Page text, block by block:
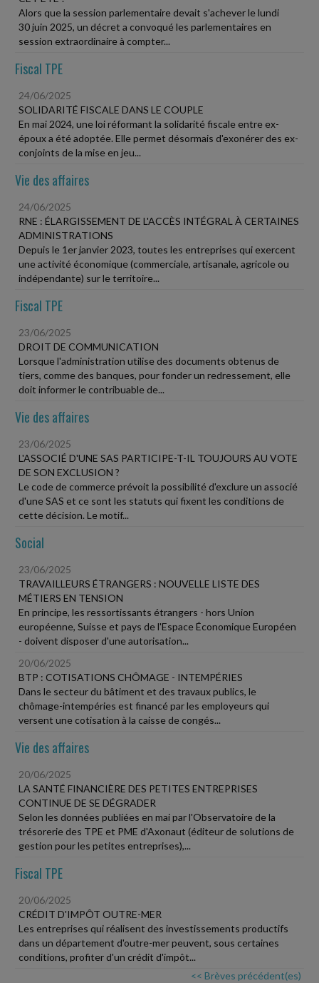
Alors que la session parlementaire devait s'achever le lundi
30 juin 2025, un décret a convoqué les parlementaires en
session extraordinaire à compter...
Fiscal TPE
24/06/2025
SOLIDARITÉ FISCALE DANS LE COUPLE
En mai 2024, une loi réformant la solidarité fiscale entre ex-
époux a été adoptée. Elle permet désormais d'exonérer des ex-
conjoints de la mise en jeu...
Vie des affaires
24/06/2025
RNE : ÉLARGISSEMENT DE L'ACCÈS INTÉGRAL À CERTAINES
ADMINISTRATIONS
Depuis le 1er janvier 2023, toutes les entreprises qui exercent
une activité économique (commerciale, artisanale, agricole ou
indépendante) sur le territoire...
Fiscal TPE
23/06/2025
DROIT DE COMMUNICATION
Lorsque l'administration utilise des documents obtenus de
tiers, comme des banques, pour fonder un redressement, elle
doit informer le contribuable de...
Vie des affaires
23/06/2025
L'ASSOCIÉ D'UNE SAS PARTICIPE-T-IL TOUJOURS AU VOTE
DE SON EXCLUSION ?
Le code de commerce prévoit la possibilité d'exclure un associé
d'une SAS et ce sont les statuts qui fixent les conditions de
cette décision. Le motif...
Social
23/06/2025
TRAVAILLEURS ÉTRANGERS : NOUVELLE LISTE DES
MÉTIERS EN TENSION
En principe, les ressortissants étrangers - hors Union
européenne, Suisse et pays de l'Espace Économique Européen
- doivent disposer d'une autorisation...
20/06/2025
BTP : COTISATIONS CHÔMAGE - INTEMPÉRIES
Dans le secteur du bâtiment et des travaux publics, le
chômage-intempéries est financé par les employeurs qui
versent une cotisation à la caisse de congés...
Vie des affaires
20/06/2025
LA SANTÉ FINANCIÈRE DES PETITES ENTREPRISES
CONTINUE DE SE DÉGRADER
Selon les données publiées en mai par l'Observatoire de la
trésorerie des TPE et PME d'Axonaut (éditeur de solutions de
gestion pour les petites entreprises),...
Fiscal TPE
20/06/2025
CRÉDIT D'IMPÔT OUTRE-MER
Les entreprises qui réalisent des investissements productifs
dans un département d'outre-mer peuvent, sous certaines
conditions, profiter d'un crédit d'impôt...
<< Brèves précédent(es)